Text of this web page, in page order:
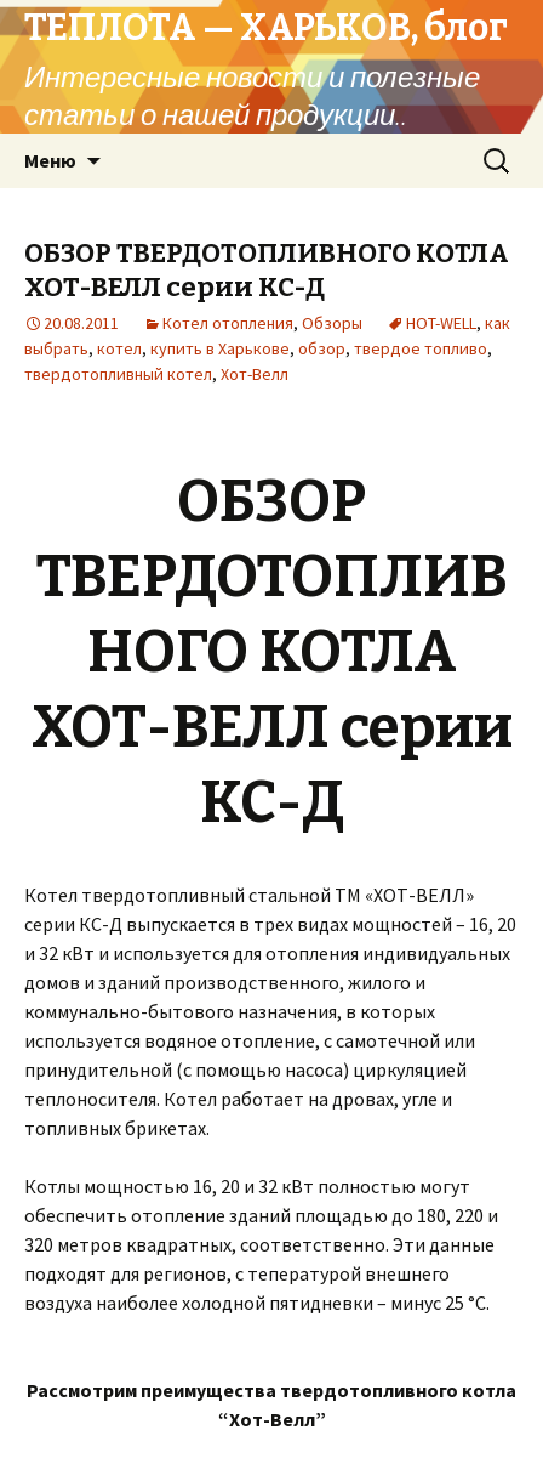
ТЕПЛОТА — ХАРЬКОВ, блог
Интересные новости и полезные
статьи о нашей продукции..
Меню Найти:
ОБЗОР ТВЕРДОТОПЛИВНОГО КОТЛА
ХОТ-ВЕЛЛ серии КС-Д
20.08.2011 Котел отопления, Обзоры HOT-WELL, как
выбрать, котел, купить в Харькове, обзор, твердое топливо,
твердотопливный котел, Хот-Велл
ОБЗОР
ТВЕРДОТОПЛИВ
НОГО КОТЛА
ХОТ-ВЕЛЛ серии
КС-Д
Котел твердотопливный стальной ТМ «ХОТ-ВЕЛЛ»
серии КС-Д выпускается в трех видах мощностей – 16, 20
и 32 кВт и используется для отопления индивидуальных
домов и зданий производственного, жилого и
коммунально-бытового назначения, в которых
используется водяное отопление, с самотечной или
принудительной (с помощью насоса) циркуляцией
теплоносителя. Котел работает на дровах, угле и
топливных брикетах.
Котлы мощностью 16, 20 и 32 кВт полностью могут
обеспечить отопление зданий площадью до 180, 220 и
320 метров квадратных, соответственно. Эти данные
подходят для регионов, с тепературой внешнего
воздуха наиболее холодной пятидневки – минус 25 °С.
Рассмотрим преимущества твердотопливного котла
“Хот-Велл”